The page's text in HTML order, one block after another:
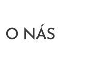
O NÁS